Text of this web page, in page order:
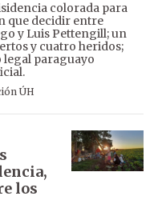
colorada para
que decidir entre
y Luis Pettengill; un
y cuatro heridos;
paraguayo
ÚH
los